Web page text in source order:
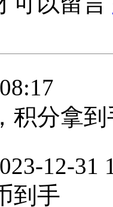
积分拿到
12-31
到手